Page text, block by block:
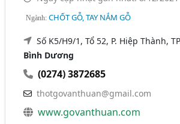
Ngành:CHỐT GỖ, TAY NẮM GỖ
Số K5/H9/1, Tổ 52, P. Hiệp Thành,
Bình Dương
(0274) 3872685
thotgovanthuan@gmail.com
www.govanthuan.com